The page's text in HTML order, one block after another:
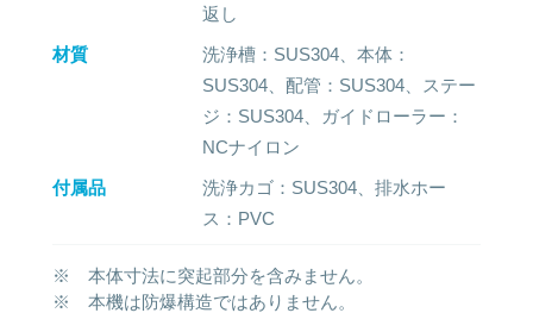
返し
材質
洗浄槽：SUS304、本体：
SUS304、配管：SUS304、ステー
ジ：SUS304、ガイドローラー：
NCナイロン
付属品
洗浄カゴ：SUS304、排水ホー
ス：PVC
※ 本体寸法に突起部分を含みません。
※ 本機は防爆構造ではありません。